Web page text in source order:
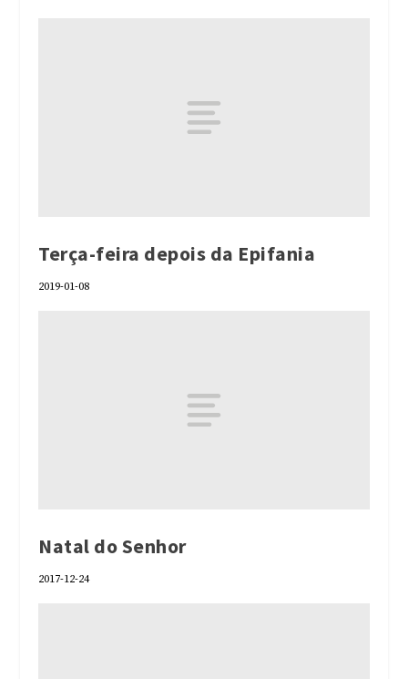
Terça-feira depois da Epifania
2019-01-08
Natal do Senhor
2017-12-24